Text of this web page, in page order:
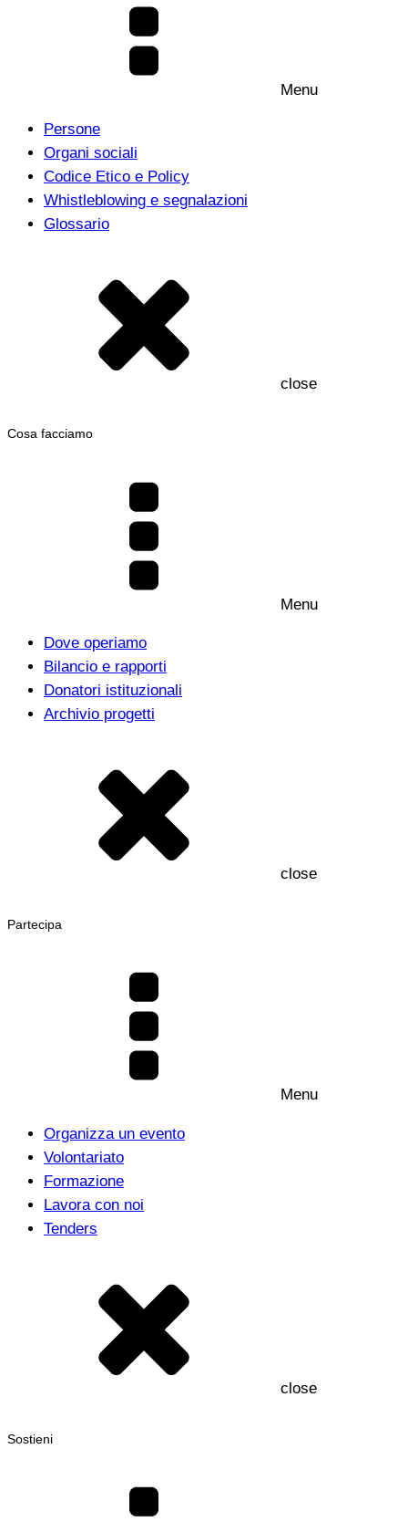
Menu
Persone
Organi sociali
Codice Etico e Policy
Whistleblowing e segnalazioni
Glossario
close
Cosa facciamo
Menu
Dove operiamo
Bilancio e rapporti
Donatori istituzionali
Archivio progetti
close
Partecipa
Menu
Organizza un evento
Volontariato
Formazione
Lavora con noi
Tenders
close
Sostieni